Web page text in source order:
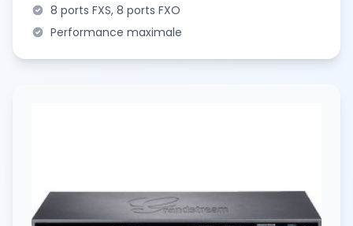
8 ports FXS, 8 ports FXO
Performance maximale